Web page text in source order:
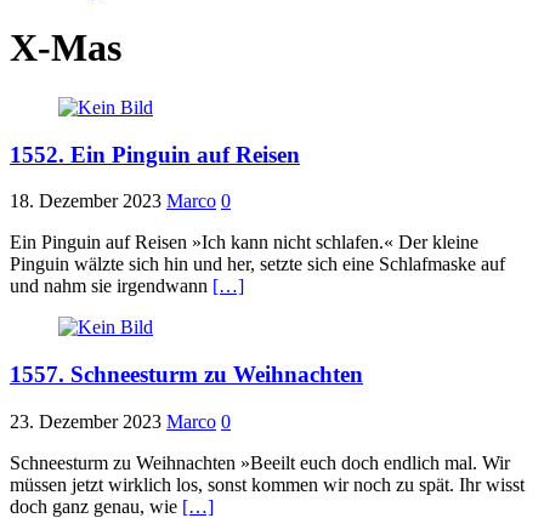
X-Mas
1552. Ein Pinguin auf Reisen
18. Dezember 2023 Marco 0
Ein Pinguin auf Reisen »Ich kann nicht schlafen.« Der kleine
Pinguin wälzte sich hin und her, setzte sich eine Schlafmaske auf
und nahm sie irgendwann […]
1557. Schneesturm zu Weihnachten
23. Dezember 2023 Marco 0
Schneesturm zu Weihnachten »Beeilt euch doch endlich mal. Wir
müssen jetzt wirklich los, sonst kommen wir noch zu spät. Ihr wisst
doch ganz genau, wie […]